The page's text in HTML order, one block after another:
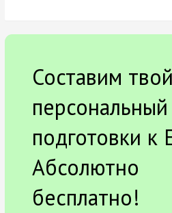
Составим твой
подготовки к
Абсолютно
бесплатно!